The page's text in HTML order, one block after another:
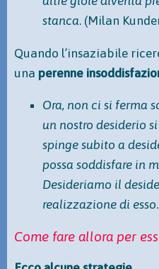
stanca. (Milan
Quando l’insaziabile
una perenne
Ora, non ci si ferma
un nostro desiderio
spinge subito a
possa soddisfare in
Desideriamo il
realizzazione di esso
Come fare allora per